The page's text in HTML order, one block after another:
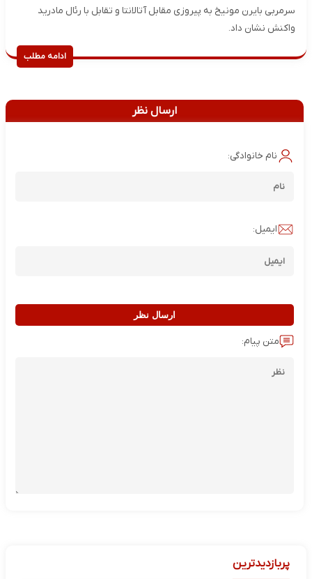
سرمربی بایرن مونیخ به پیروزی مقابل آتالانتا و تقابل با رئال مادرید
واکنش نشان داد.
ادامه مطلب
ارسال نظر
نام خانوادگی:
ایمیل:
ارسال نظر
متن پیام:
پربازدیدترین